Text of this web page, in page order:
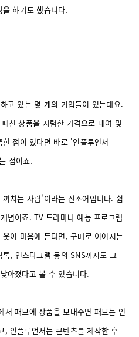
하기도 했습니다.
고 있는 몇 개의 기업들이 있는데요.
션 상품을 저렴한 가격으로 대여 및
점이 있다면 바로 '인플루언서
점이죠.
치는 사람'이라는 신조어입니다. 쉽
념이죠. TV 드라마나 예능 프로그램
이 마음에 든다면, 구매로 이어지는
, 인스타그램 등의 SNS까지도 그
아졌다고 볼 수 있습니다.
서 패브에 상품을 보내주면 패브는 인
, 인플루언서는 콘텐츠를 제작한 후